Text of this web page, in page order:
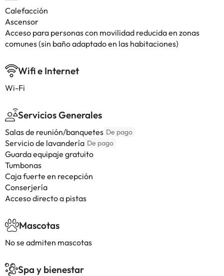
Calefacción
Ascensor
Acceso para personas con movilidad reducida en zonas
comunes (sin baño adaptado en las habitaciones)
Wifi e Internet
Wi-Fi
Servicios Generales
Salas de reunión/banquetes De pago
Servicio de lavandería De pago
Guarda equipaje gratuito
Tumbonas
Caja fuerte en recepción
Conserjería
Acceso directo a pistas
Mascotas
No se admiten mascotas
Spa y bienestar